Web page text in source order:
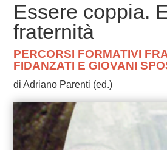
Essere coppia.
fraternità
PERCORSI FORMATIVI
FIDANZATI E GIOVANI
di Adriano Parenti (ed.)